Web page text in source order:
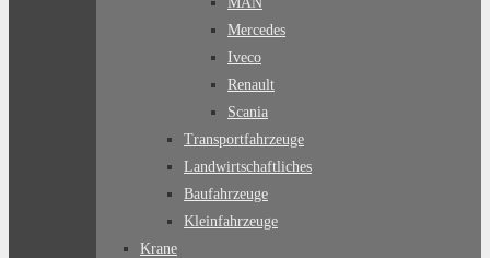
Mercedes
Iveco
Renault
Scania
Transportfahrzeuge
Landwirtschaftliches
Baufahrzeuge
Kleinfahrzeuge
Krane